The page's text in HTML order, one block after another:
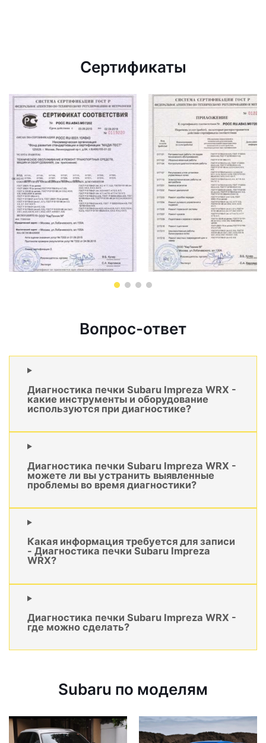
Сертификаты
Вопрос-ответ
Диагностика печки Subaru Impreza WRX -
какие инструменты и оборудование
используются при диагностике?
Диагностика печки Subaru Impreza WRX -
можете ли вы устранить выявленные
проблемы во время диагностики?
Какая информация требуется для записи
- Диагностика печки Subaru Impreza
WRX?
Диагностика печки Subaru Impreza WRX -
где можно сделать?
Subaru по моделям